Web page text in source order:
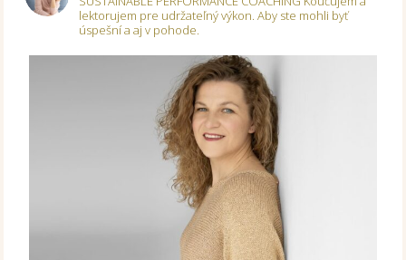
lektorujem pre udržateľný výkon.Aby ste mohli byť
úspešní a aj v pohode.